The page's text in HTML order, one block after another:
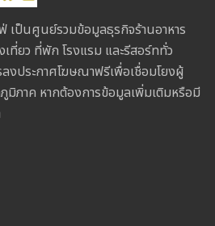
เป็นศูนย์รวมข้อมูลธุรกิจร้านอาหาร
ที่ยว ที่พัก โรงแรม และรีสอร์ททั่ว
งประกาศโฆษณาฟรีเพื่อเชื่อมโยงผู้
มิภาค หากต้องการข้อมูลเพิ่มเติมหรือมี